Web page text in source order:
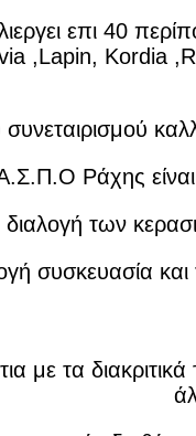
επι 40
,Lapin, Kordia
Ράχης είναι
των
συσκευασία και
με τα